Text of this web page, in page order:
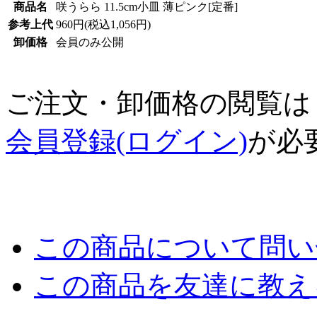
商品名
咲うらら 11.5cm小皿 薄ピンク[定番]
参考上代 960円(税込1,056円)
卸価格
会員のみ公開
ご注文・卸価格の閲覧は
会員登録(ログイン)が必
この商品について問
この商品を友達に教